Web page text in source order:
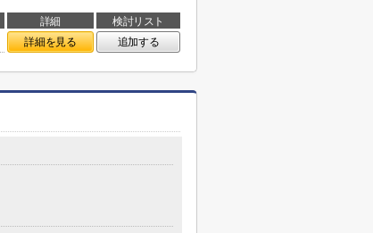
詳細
検討リスト
詳細を見る 追加する